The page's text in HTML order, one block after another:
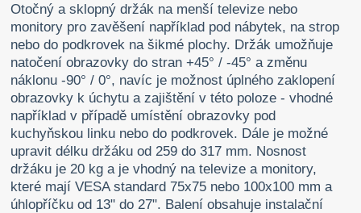
Otočný a sklopný držák na menší televize nebo
monitory pro zavěšení například pod nábytek, na strop
nebo do podkrovek na šikmé plochy. Držák umožňuje
natočení obrazovky do stran +45° / -45° a změnu
náklonu -90° / 0°, navíc je možnost úplného zaklopení
obrazovky k úchytu a zajištění v této poloze - vhodné
například v případě umístění obrazovky pod
kuchyňskou linku nebo do podkrovek. Dále je možné
upravit délku držáku od 259 do 317 mm. Nosnost
držáku je 20 kg a je vhodný na televize a monitory,
které mají VESA standard 75x75 nebo 100x100 mm a
úhlopříčku od 13" do 27". Balení obsahuje instalační